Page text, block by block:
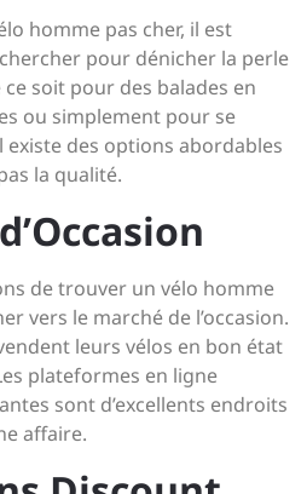
homme pas cher, il est
pour dénicher la perle
soit pour des balades en
ou simplement pour se
des options abordables
la qualité.
de trouver un vélo homme
vers le marché de l’occasion.
leurs vélos en bon état
plateformes en ligne
sont d’excellents endroits
affaire.